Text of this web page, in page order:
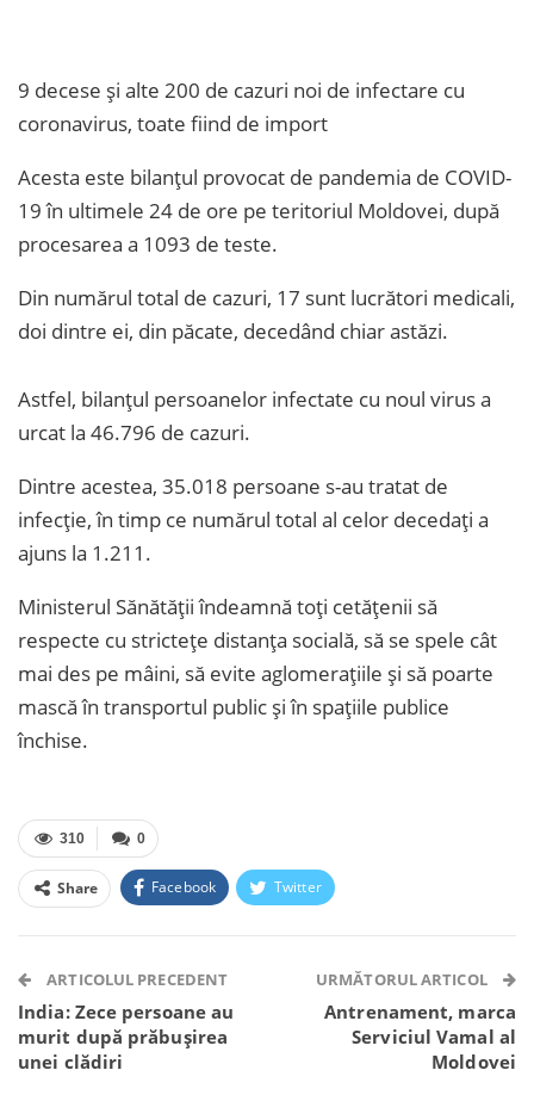
9 decese și alte 200 de cazuri noi de infectare cu
coronavirus, toate fiind de import
Acesta este bilanțul provocat de pandemia de COVID-
19 în ultimele 24 de ore pe teritoriul Moldovei, după
procesarea a 1093 de teste.
Din numărul total de cazuri, 17 sunt lucrători medicali,
doi dintre ei, din păcate, decedând chiar astăzi.
Astfel, bilanțul persoanelor infectate cu noul virus a
urcat la 46.796 de cazuri.
Dintre acestea, 35.018 persoane s-au tratat de
infecție, în timp ce numărul total al celor decedați a
ajuns la 1.211.
Ministerul Sănătății îndeamnă toți cetățenii să
respecte cu strictețe distanța socială, să se spele cât
mai des pe mâini, să evite aglomerațiile și să poarte
mască în transportul public și în spațiile publice
închise.
0
310
Share Facebook Twitter
Telegram WhatsApp Viber
ARTICOLUL PRECEDENT
India: Zece persoane au
murit după prăbușirea
unei clădiri
URMĂTORUL ARTICOL
Antrenament, marca
Serviciul Vamal al
Moldovei